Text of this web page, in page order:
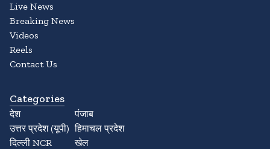
Live News
Breaking News
Videos
Reels
Contact Us
Categories
देश
उत्तर प्रदेश (यूपी)
दिल्ली NCR
पंजाब
हिमाचल प्रदेश
खेल